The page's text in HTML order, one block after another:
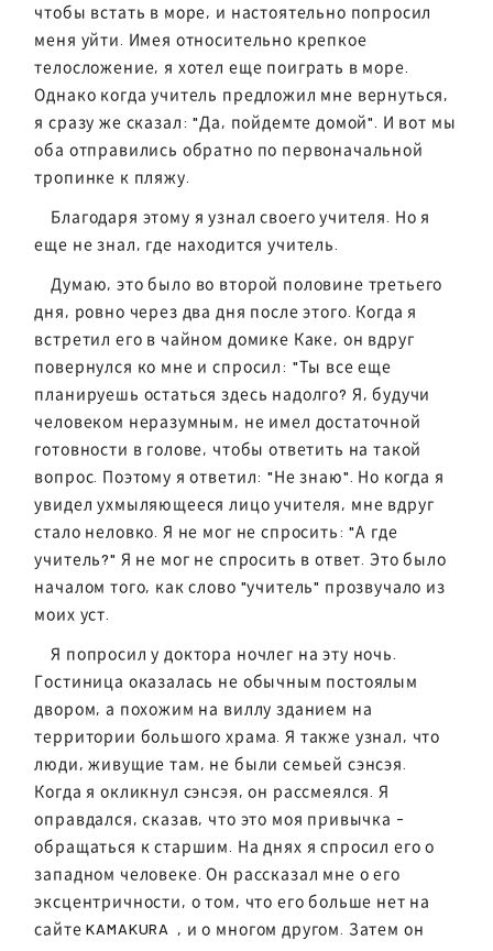
чтобы встать в море, и настоятельно попросил
меня уйти. Имея относительно крепкое
телосложение, я хотел еще поиграть в море.
Однако когда учитель предложил мне вернуться,
я сразу же сказал: "Да, пойдемте домой". И вот мы
оба отправились обратно по первоначальной
тропинке к пляжу.
Благодаря этому я узнал своего учителя. Но я
еще не знал, где находится учитель.
Думаю, это было во второй половине третьего
дня, ровно через два дня после этого. Когда я
встретил его в чайном домике Каке, он вдруг
повернулся ко мне и спросил: "Ты все еще
планируешь остаться здесь надолго? Я, будучи
человеком неразумным, не имел достаточной
готовности в голове, чтобы ответить на такой
вопрос. Поэтому я ответил: "Не знаю". Но когда я
увидел ухмыляющееся лицо учителя, мне вдруг
стало неловко. Я не мог не спросить: "А где
учитель?" Я не мог не спросить в ответ. Это было
началом того, как слово "учитель" прозвучало из
моих уст.
Я попросил у доктора ночлег на эту ночь.
Гостиница оказалась не обычным постоялым
двором, а похожим на виллу зданием на
территории большого храма. Я также узнал, что
люди, живущие там, не были семьей сэнсэя.
Когда я окликнул сэнсэя, он рассмеялся. Я
оправдался, сказав, что это моя привычка -
обращаться к старшим. На днях я спросил его о
западном человеке. Он рассказал мне о его
эксцентричности, о том, что его больше нет на
сайтеKAMAKURA , и о многом другом. Затем он